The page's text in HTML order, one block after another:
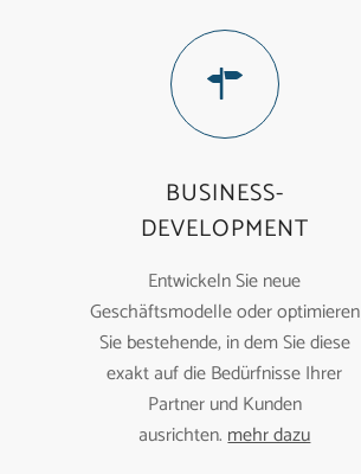
BUSINESS-
DEVELOPMENT
Entwickeln Sie neue
Geschäftsmodelle oder optimieren
Sie bestehende, in dem Sie diese
exakt auf die Bedürfnisse Ihrer
Partner und Kunden
ausrichten. mehr dazu